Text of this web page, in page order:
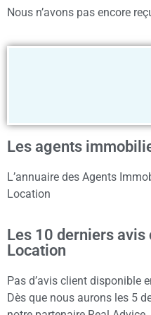
Nous n’avons pas encore
Les agents
L’annuaire des Agents
Location
Les 10 derniers
Location
Pas d’avis client disponible
Dès que nous aurons les 5